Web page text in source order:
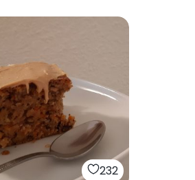
232